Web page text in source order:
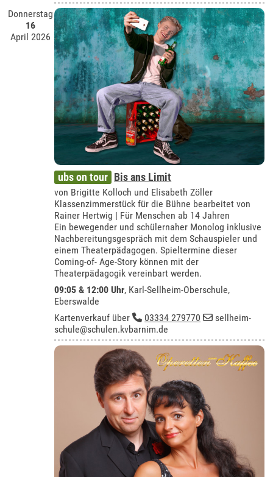
Donnerstag
16
April 2026
ubs on tour Bis ans Limit
von Brigitte Kolloch und Elisabeth Zöller
Klassenzimmerstück für die Bühne bearbeitet von
Rainer Hertwig | Für Menschen ab 14 Jahren
Ein bewegender und schülernaher Monolog inklusive
Nachbereitungsgespräch mit dem Schauspieler und
einem Theaterpädagogen. Spieltermine dieser
Coming-of- Age-Story können mit der
Theaterpädagogik vereinbart werden.
09:05 & 12:00 Uhr, Karl-Sellheim-Oberschule,
Eberswalde
Kartenverkauf über
03334 279770
sellheim-
schule@schulen.kvbarnim.de